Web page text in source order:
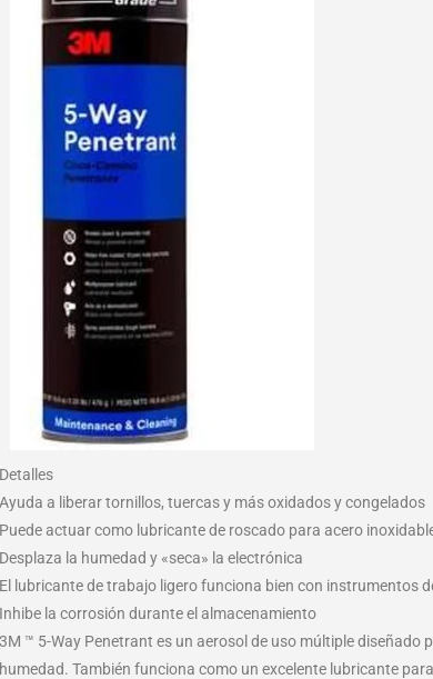
Detalles
Ayuda a liberar tornillos, tuercas y más oxidados y congelados
Puede actuar como lubricante de roscado para acero
Desplaza la humedad y «seca» la electrónica
El lubricante de trabajo ligero funciona bien con instrumentos
Inhibe la corrosión durante el almacenamiento
3M ™ 5-Way Penetrant es un aerosol de uso múltiple
humedad. También funciona como un excelente lubricante